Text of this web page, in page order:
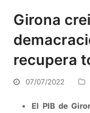
Girona
recupera
07/07/2022
El PIB de